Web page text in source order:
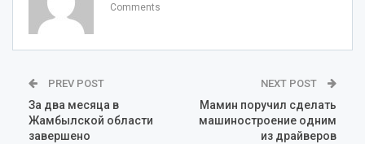
Comments
PREV POST
За два месяца в
Жамбылской области
завершено
NEXT POST
Мамин поручил сделать
машиностроение одним
из драйверов